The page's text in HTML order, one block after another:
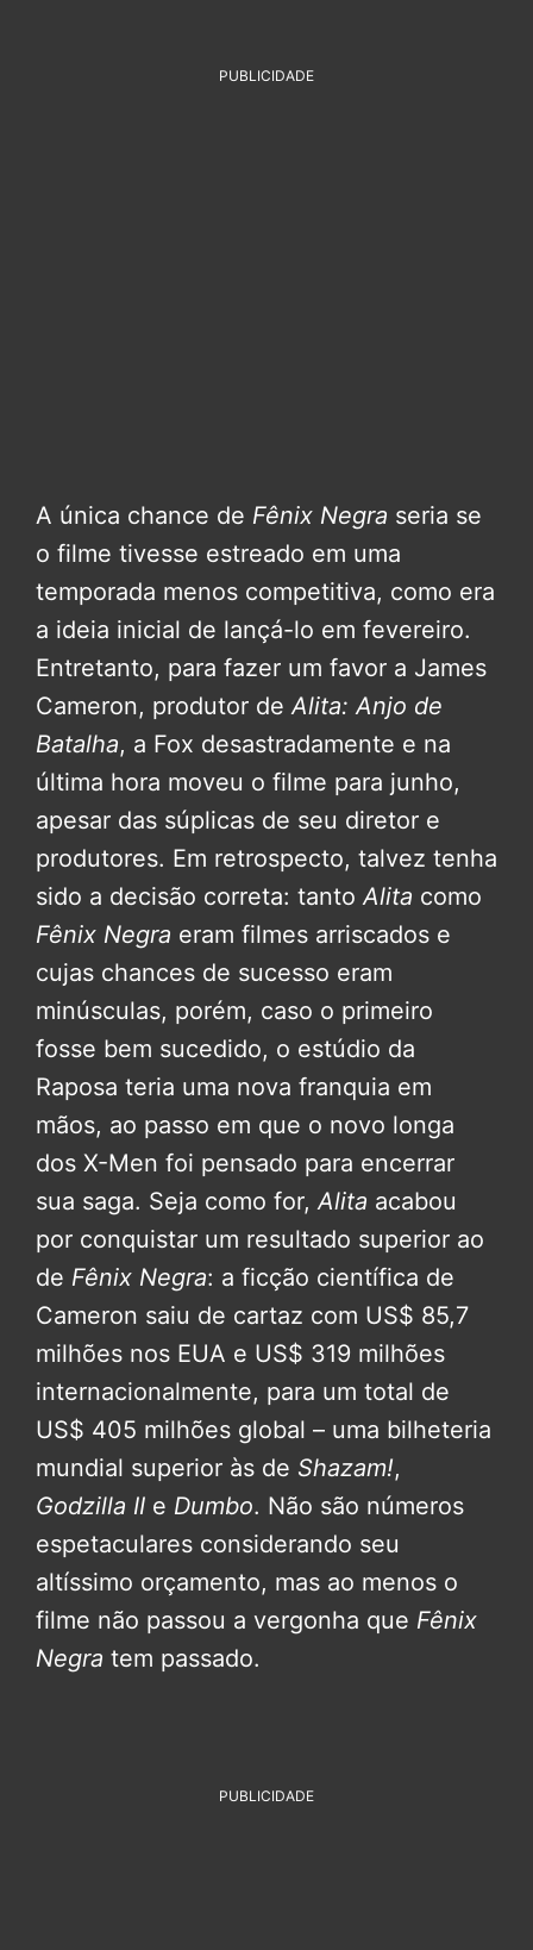
PUBLICIDADE
A única chance de Fênix Negra seria se
o filme tivesse estreado em uma
temporada menos competitiva, como era
a ideia inicial de lançá-lo em fevereiro.
Entretanto, para fazer um favor a James
Cameron, produtor de Alita: Anjo de
Batalha, a Fox desastradamente e na
última hora moveu o filme para junho,
apesar das súplicas de seu diretor e
produtores. Em retrospecto, talvez tenha
sido a decisão correta: tanto Alita como
Fênix Negra eram filmes arriscados e
cujas chances de sucesso eram
minúsculas, porém, caso o primeiro
fosse bem sucedido, o estúdio da
Raposa teria uma nova franquia em
mãos, ao passo em que o novo longa
dos X-Men foi pensado para encerrar
sua saga. Seja como for, Alita acabou
por conquistar um resultado superior ao
de Fênix Negra: a ficção científica de
Cameron saiu de cartaz com US$ 85,7
milhões nos EUA e US$ 319 milhões
internacionalmente, para um total de
US$ 405 milhões global – uma bilheteria
mundial superior às de Shazam!,
Godzilla II e Dumbo. Não são números
espetaculares considerando seu
altíssimo orçamento, mas ao menos o
filme não passou a vergonha que Fênix
Negra tem passado.
PUBLICIDADE